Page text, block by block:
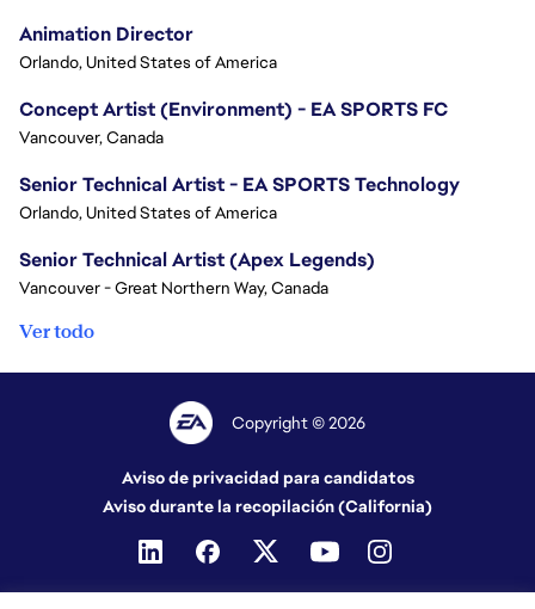
Animation Director
Orlando, United States of America
Concept Artist (Environment) - EA SPORTS FC
Vancouver, Canada
Senior Technical Artist - EA SPORTS Technology
Orlando, United States of America
Senior Technical Artist (Apex Legends)
Vancouver - Great Northern Way, Canada
Ver todo
Copyright © 2026
Aviso de privacidad para candidatos
Aviso durante la recopilación (California)